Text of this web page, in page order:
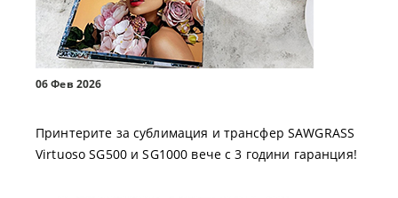
06 Фев 2026
Принтерите за сублимация и трансфер SAWGRASS
Virtuoso SG500 и SG1000 вече с 3 години гаранция!